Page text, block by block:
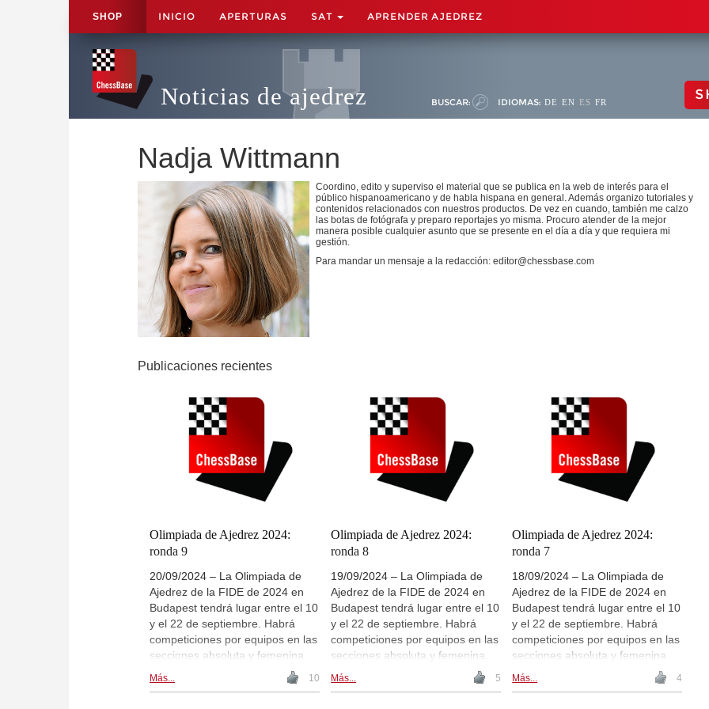
SHOP INICIO APERTURAS SAT APRENDER AJEDREZ
Noticias de ajedrez BUSCAR: IDIOMAS: DE EN ES FR
Nadja Wittmann
Coordino, edito y superviso el material que se publica en la web de interés para el
público hispanoamericano y de habla hispana en general. Además organizo tutoriales y
contenidos relacionados con nuestros productos. De vez en cuando, también me calzo
las botas de fotógrafa y preparo reportajes yo misma. Procuro atender de la mejor
manera posible cualquier asunto que se presente en el día a día y que requiera mi
gestión.
Para mandar un mensaje a la redacción: editor@chessbase.com
Publicaciones recientes
Olimpiada de Ajedrez 2024:
ronda 9
20/09/2024 – La Olimpiada de
Ajedrez de la FIDE de 2024 en
Budapest tendrá lugar entre el 10
y el 22 de septiembre. Habrá
competiciones por equipos en las
secciones absoluta y femenina.
En la sección absoluta se han
inscrito 197 equipos (98
Más... 10
Olimpiada de Ajedrez 2024:
ronda 8
19/09/2024 – La Olimpiada de
Ajedrez de la FIDE de 2024 en
Budapest tendrá lugar entre el 10
y el 22 de septiembre. Habrá
competiciones por equipos en las
secciones absoluta y femenina.
En la sección absoluta se han
inscrito 197 equipos (98
Más... 5
Olimpiada de Ajedrez 2024:
ronda 7
18/09/2024 – La Olimpiada de
Ajedrez de la FIDE de 2024 en
Budapest tendrá lugar entre el 10
y el 22 de septiembre. Habrá
competiciones por equipos en las
secciones absoluta y femenina.
En la sección absoluta se han
inscrito 197 equipos (98
Más... 4